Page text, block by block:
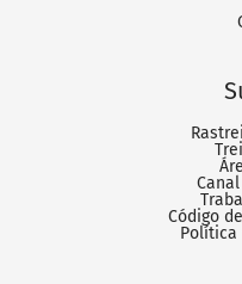
Código
Política